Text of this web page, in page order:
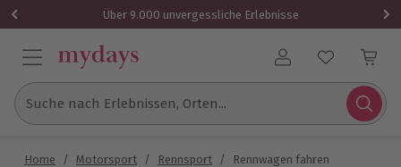
Über 9.000 unvergessliche Erlebnisse
Benutzerkonto
Suche nach Erlebnissen, Orten...
Home / Motorsport / Rennsport / Rennwagen fahren